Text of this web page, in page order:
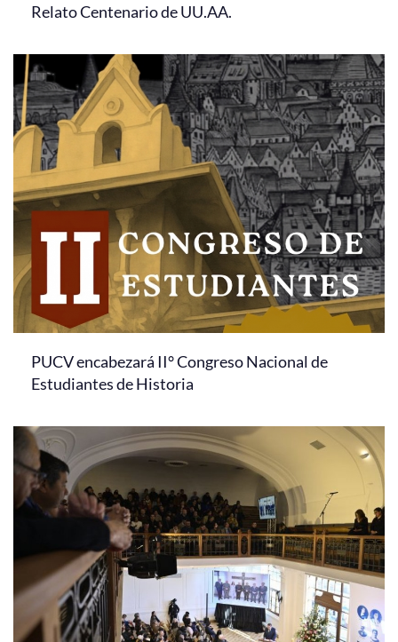
Relato Centenario de UU.AA.
PUCV encabezará II° Congreso Nacional de
Estudiantes de Historia